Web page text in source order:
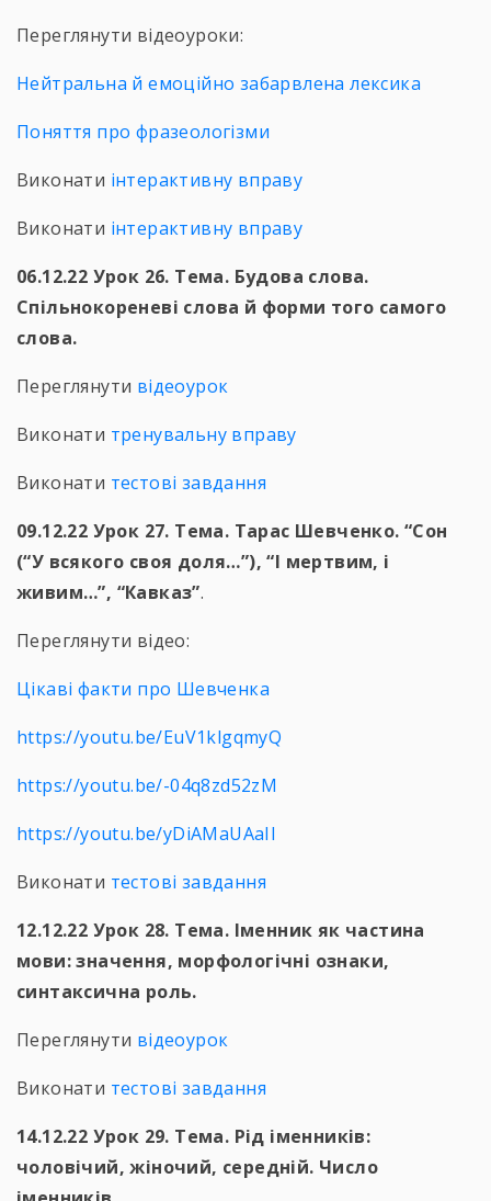
Переглянути відеоуроки:
Нейтральна й емоційно забарвлена лексика
Поняття про фразеологізми
Виконати інтерактивну вправу
Виконати інтерактивну вправу
06.12.22 Урок 26. Тема. Будова слова.
Спільнокореневі слова й форми того самого
слова.
Переглянути відеоурок
Виконати тренувальну вправу
Виконати тестові завдання
09.12.22 Урок 27. Тема. Тарас Шевченко. “Сон
(“У всякого своя доля…”), “І мертвим, і
живим…”, “Кавказ”.
Переглянути відео:
Цікаві факти про Шевченка
https://youtu.be/EuV1klgqmyQ
https://youtu.be/-04q8zd52zM
https://youtu.be/yDiAMaUAaII
Виконати тестові завдання
12.12.22 Урок 28. Тема. Іменник як частина
мови: значення, морфологічні ознаки,
синтаксична роль.
Переглянути відеоурок
Виконати тестові завдання
14.12.22 Урок 29. Тема. Рід іменників:
чоловічий, жіночий, середній. Число